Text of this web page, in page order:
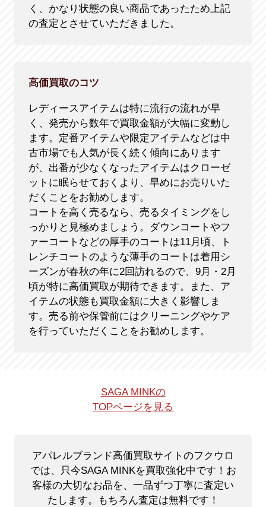
く、かなり状態の良い商品であったため上記
の査定とさせていただきました。
高価買取のコツ
レディースアイテムは特に流行の流れが早
く、発売から数年で買取金額が大幅に変動し
ます。定番アイテムや限定アイテムなどは中
古市場でも人気が長く続く傾向にあります
が、出番が少なくなったアイテムはクローゼ
ットに眠らせておくより、早めにお売りいた
だくことをお勧めします。
コートを高く売るなら、売るタイミングをし
っかりと見極めましょう。ダウンコートやフ
ァーコートなどの厚手のコートは11月頃、ト
レンチコートのような薄手のコートは着用シ
ーズンが春秋の年に2回訪れるので、9月・2月
頃が特に高価買取が期待できます。また、ア
イテムの状態も買取金額に大きく影響しま
す。売る前や保管前にはクリーニングやケア
を行っていただくことをお勧めします。
SAGA MINKの
TOPページを見る
アパレルブランド高価買取サイトのフクウロ
では、只今SAGA MINKを買取強化中です！ お
客様の大切なお品を、一品ずつ丁寧に査定い
たします。もちろん査定は無料です！